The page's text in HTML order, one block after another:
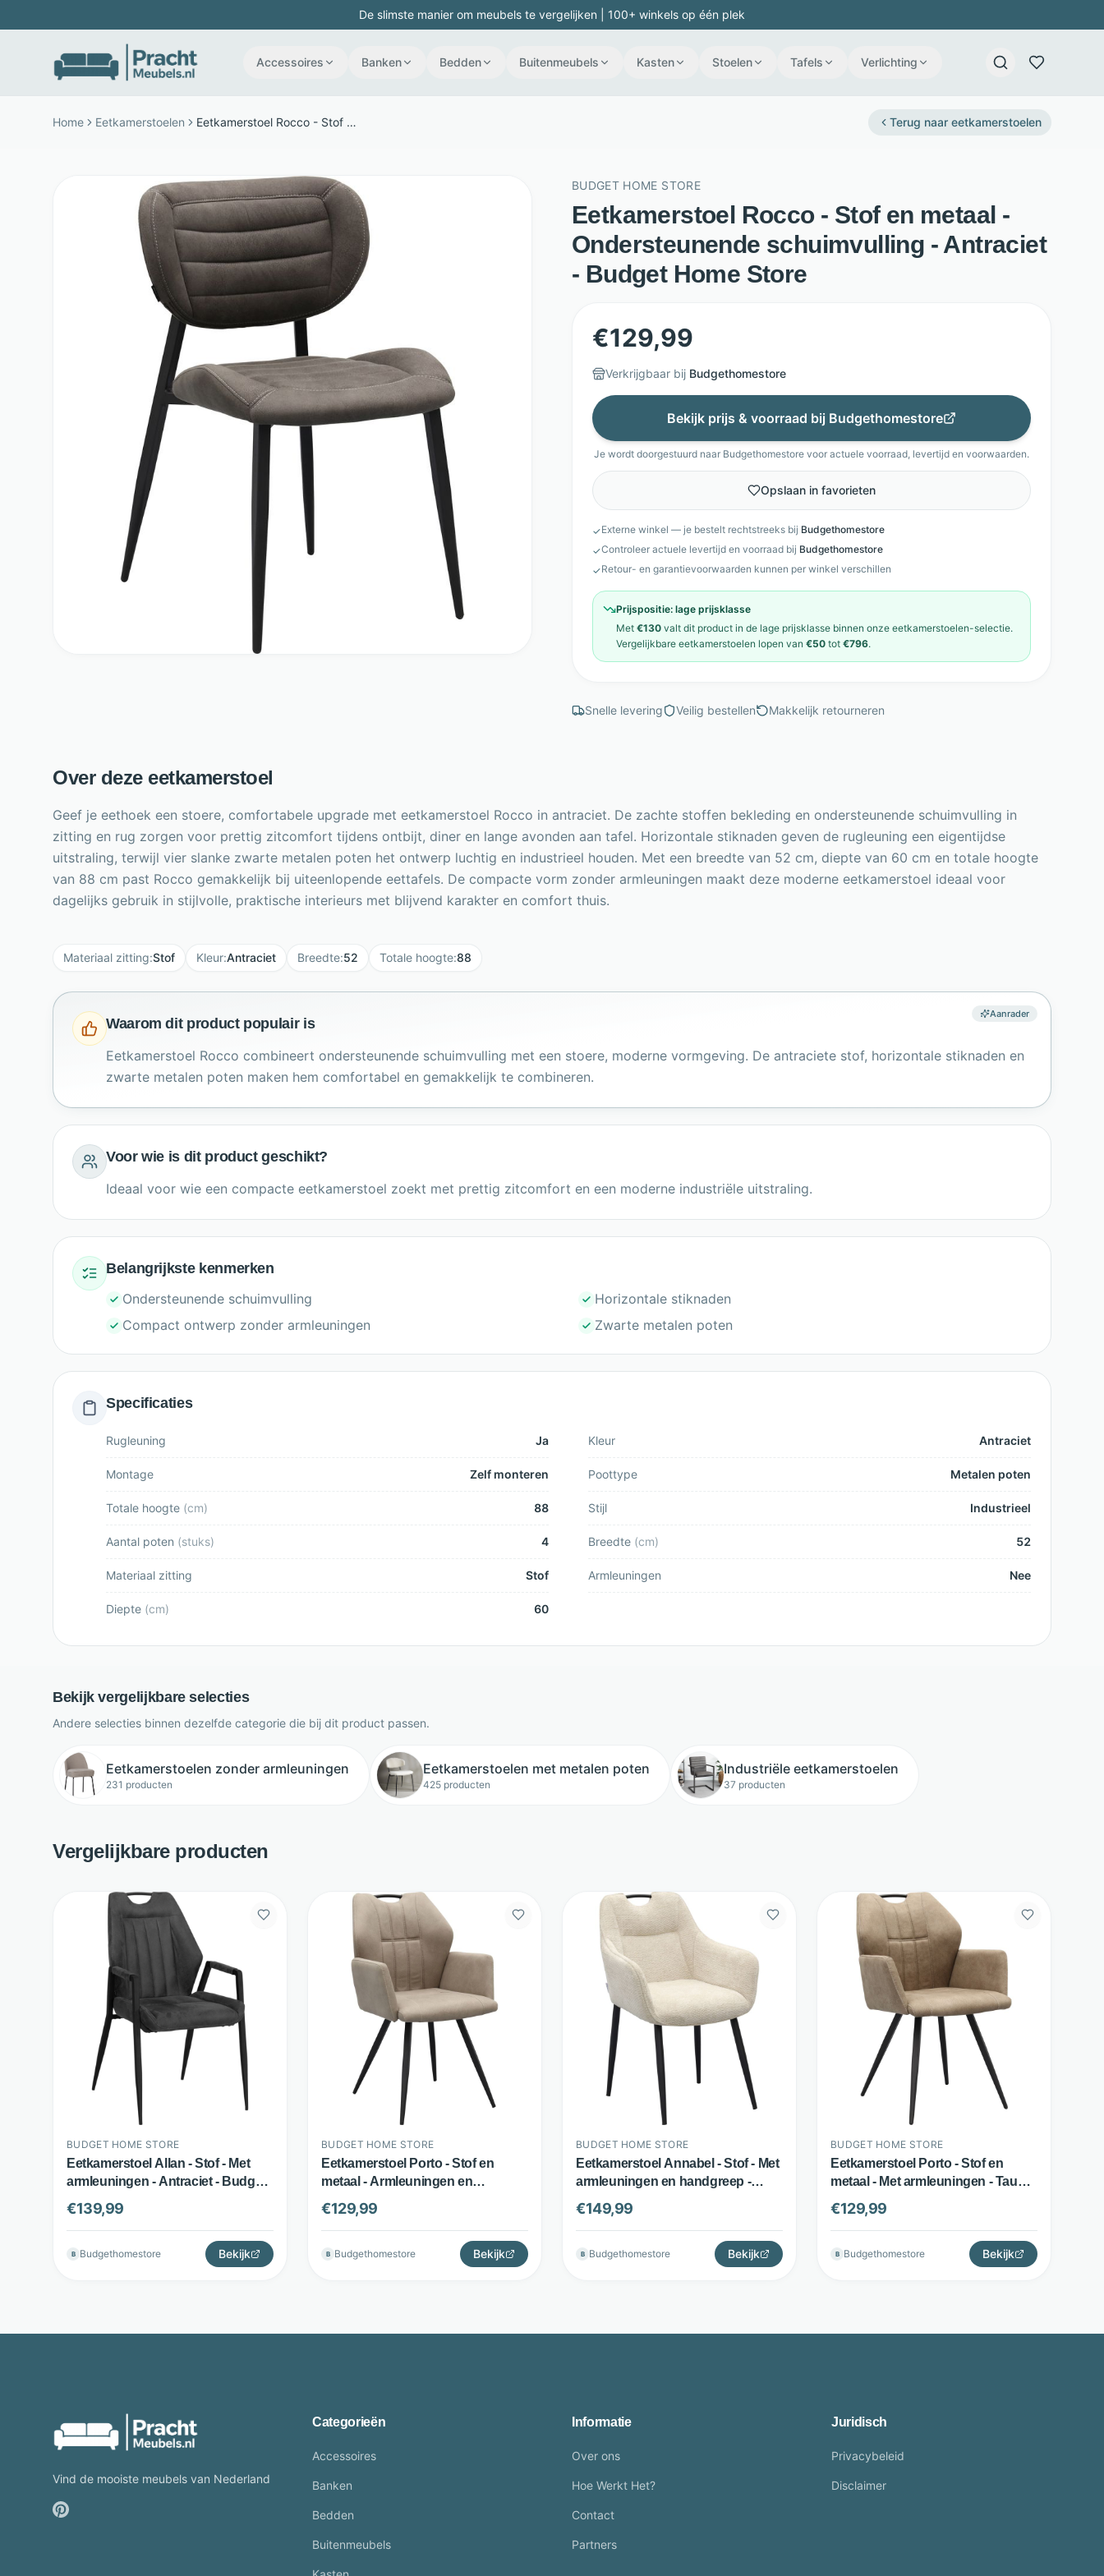
De slimste manier om meubels te vergelijken | 100+ winkels op één plek
Accessoires Banken Bedden Buitenmeubels Kasten Stoelen Tafels Verlichting
Home Eetkamerstoelen Eetkamerstoel Rocco - Stof en metaal - Ondersteunende schuimvulling - Antraciet - Budget Home Store Terug naar eetkamerstoelen
BUDGET HOME STORE
Eetkamerstoel Rocco - Stof en metaal -
Ondersteunende schuimvulling - Antraciet
- Budget Home Store
€129,99
Verkrijgbaar bij Budgethomestore
Bekijk prijs & voorraad bij Budgethomestore
Je wordt doorgestuurd naar Budgethomestore voor actuele voorraad, levertijd en voorwaarden.
Opslaan in favorieten
✓Externe winkel — je bestelt rechtstreeks bij Budgethomestore
✓Controleer actuele levertijd en voorraad bij Budgethomestore
✓Retour- en garantievoorwaarden kunnen per winkel verschillen
Prijspositie: lage prijsklasse
Met €130 valt dit product in de lage prijsklasse binnen onze eetkamerstoelen-selectie.
Vergelijkbare eetkamerstoelen lopen van €50 tot €796.
Snelle levering Veilig bestellen Makkelijk retourneren
Over deze eetkamerstoel
Geef je eethoek een stoere, comfortabele upgrade met eetkamerstoel Rocco in antraciet. De zachte stoffen bekleding en ondersteunende schuimvulling in
zitting en rug zorgen voor prettig zitcomfort tijdens ontbijt, diner en lange avonden aan tafel. Horizontale stiknaden geven de rugleuning een eigentijdse
uitstraling, terwijl vier slanke zwarte metalen poten het ontwerp luchtig en industrieel houden. Met een breedte van 52 cm, diepte van 60 cm en totale hoogte
van 88 cm past Rocco gemakkelijk bij uiteenlopende eettafels. De compacte vorm zonder armleuningen maakt deze moderne eetkamerstoel ideaal voor
dagelijks gebruik in stijlvolle, praktische interieurs met blijvend karakter en comfort thuis.
Materiaal zitting:Stof Kleur:Antraciet Breedte:52 Totale hoogte:88
Aanrader
Waarom dit product populair is
Eetkamerstoel Rocco combineert ondersteunende schuimvulling met een stoere, moderne vormgeving. De antraciete stof, horizontale stiknaden en
zwarte metalen poten maken hem comfortabel en gemakkelijk te combineren.
Voor wie is dit product geschikt?
Ideaal voor wie een compacte eetkamerstoel zoekt met prettig zitcomfort en een moderne industriële uitstraling.
Belangrijkste kenmerken
Ondersteunende schuimvulling
Horizontale stiknaden
Compact ontwerp zonder armleuningen
Zwarte metalen poten
Specificaties
Rugleuning Ja Kleur Antraciet
Montage Zelf monteren Poottype Metalen poten
Totale hoogte (cm) 88 Stijl Industrieel
Aantal poten (stuks) 4 Breedte (cm) 52
Materiaal zitting Stof Armleuningen Nee
Diepte (cm) 60
Bekijk vergelijkbare selecties
Andere selecties binnen dezelfde categorie die bij dit product passen.
Eetkamerstoelen zonder armleuningen
231 producten
Eetkamerstoelen met metalen poten
425 producten
Industriële eetkamerstoelen
37 producten
Vergelijkbare producten
BUDGET HOME STORE
Eetkamerstoel Allan - Stof - Met
armleuningen - Antraciet - Budget
Home Store
€139,99
B Budgethomestore Bekijk
BUDGET HOME STORE
Eetkamerstoel Porto - Stof en
metaal - Armleuningen en
handgreep - Taupe - Budget Home
Store
€129,99
B Budgethomestore Bekijk
BUDGET HOME STORE
Eetkamerstoel Annabel - Stof - Met
armleuningen en handgreep -
Beige - Budget Home Store
€149,99
B Budgethomestore Bekijk
BUDGET HOME STORE
Eetkamerstoel Porto - Stof en
metaal - Met armleuningen - Taupe
- Budget Home Store
€129,99
B Budgethomestore Bekijk
Vind de mooiste meubels van Nederland
Categorieën
Accessoires
Banken
Bedden
Buitenmeubels
Informatie
Over ons
Hoe Werkt Het?
Contact
Partners
Juridisch
Privacybeleid
Disclaimer